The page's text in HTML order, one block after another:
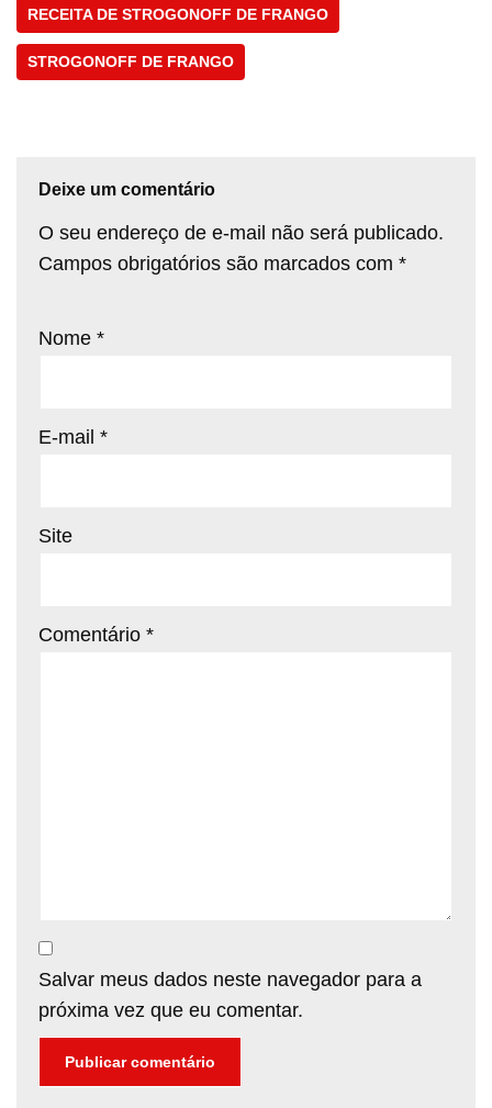
RECEITA DE STROGONOFF DE FRANGO
STROGONOFF DE FRANGO
Deixe um comentário
O seu endereço de e-mail não será publicado.
Campos obrigatórios são marcados com *
Nome *
E-mail *
Site
Comentário *
Salvar meus dados neste navegador para a
próxima vez que eu comentar.